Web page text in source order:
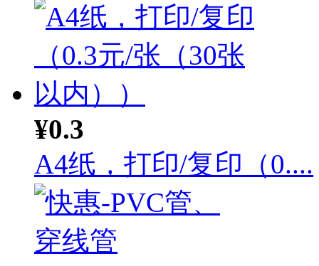
¥0.3
A4纸，打印/复印（0....